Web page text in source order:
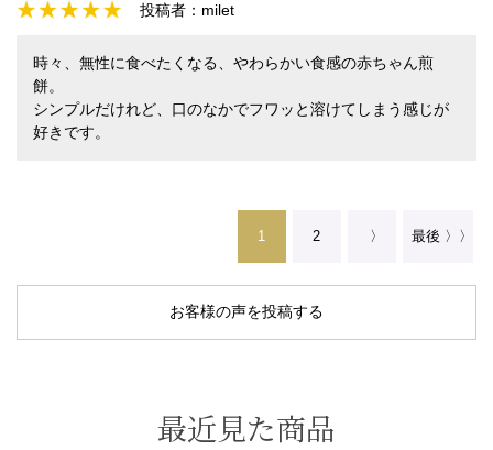
投稿者： milet
時々、無性に食べたくなる、やわらかい食感の赤ちゃん煎
餅。
シンプルだけれど、口のなかでフワッと溶けてしまう感じが
好きです。
1 2 〉 最後 〉〉
お客様の声を投稿する
最近見た商品